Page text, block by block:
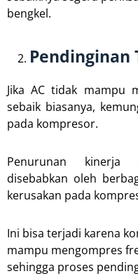
bengkel.
Pendinginan
Jika AC tidak mampu
sebaik biasanya,
pada kompresor.
Penurunan kinerja
disebabkan oleh
kerusakan pada
Ini bisa terjadi karena
mampu mengompres
sehingga proses